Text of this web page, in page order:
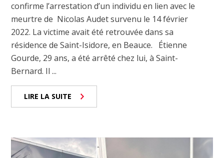
confirme l’arrestation d’un individu en lien avec le
meurtre de Nicolas Audet survenu le 14 février
2022. La victime avait été retrouvée dans sa
résidence de Saint-Isidore, en Beauce. Étienne
Gourde, 29 ans, a été arrêté chez lui, à Saint-
Bernard. Il ...
LIRE LA SUITE